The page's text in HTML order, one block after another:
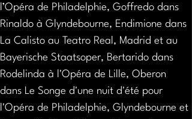
l’Opéra de Philadelphie, Goffredo dans
Rinaldo à Glyndebourne, Endimione dans
La Calisto au Teatro Real, Madrid et au
Bayerische Staatsoper, Bertarido dans
Rodelinda à l'Opéra de Lille, Oberon
dans Le Songe d'une nuit d'été pour
l'Opéra de Philadelphie, Glyndebourne et